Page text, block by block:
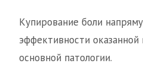
Купирование боли
эффективности
основной патологии.